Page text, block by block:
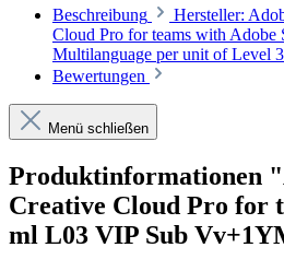
Beschreibung
Hersteller:
Cloud Pro for teams with Adobe
Multilanguage per unit of Level
Bewertungen
Menü schließen
Produktinformationen
Creative Cloud Pro for
ml L03 VIP Sub